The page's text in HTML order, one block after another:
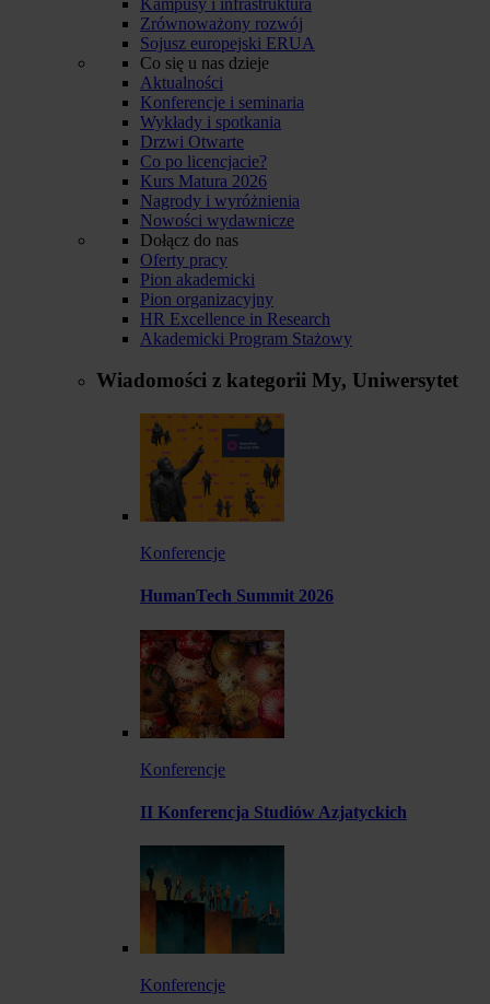
Zrównoważony rozwój
Sojusz europejski ERUA
Co się u nas dzieje
Aktualności
Konferencje i seminaria
Wykłady i spotkania
Drzwi Otwarte
Co po licencjacie?
Kurs Matura 2026
Nagrody i wyróżnienia
Nowości wydawnicze
Dołącz do nas
Oferty pracy
Pion akademicki
Pion organizacyjny
HR Excellence in Research
Akademicki Program Stażowy
Wiadomości z kategorii My, Uniwersytet
Konferencje
HumanTech Summit 2026
Konferencje
II Konferencja Studiów Azjatyckich
Konferencje